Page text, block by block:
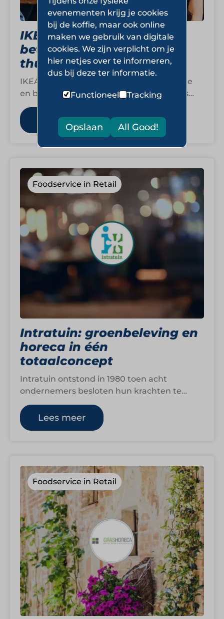
IKEA: Zweeds design en
betaalbare beleving voor
thuis en daarbuiten
IKEA is wereldwijd bekend om functionele
en betaalbare ontwerpen, met iconen als
BILLY, KLIPPAN, ÖLGA en IVAR. Eind jaren
’70…
Lees meer
Foodservice in Retail
Intratuin: groenbeleving en
horeca in één
totaalconcept
Intratuin ontstond in 1980 toen acht
ondernemers besloten hun krachten te
bundelen. Wat begon als een gezamenlijke
inkoop groeide al…
Lees meer
Foodservice in Retail
evenementen krijg je cookies
bij de koffie, maar ook online
maken we gebruik van digitale
cookies. We zijn verplicht om je
hier netjes over te informeren,
dus bij deze ter informatie.
Functioneel Tracking
Opslaan All Good!